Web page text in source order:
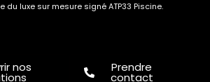
du luxe sur mesure signé ATP33 Piscine.
nos Prendre
contact